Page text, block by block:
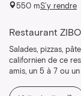
550 mS’y rendre
Restaurant
Salades, pizzas,
californien de ce
amis, un 5 à 7 ou un